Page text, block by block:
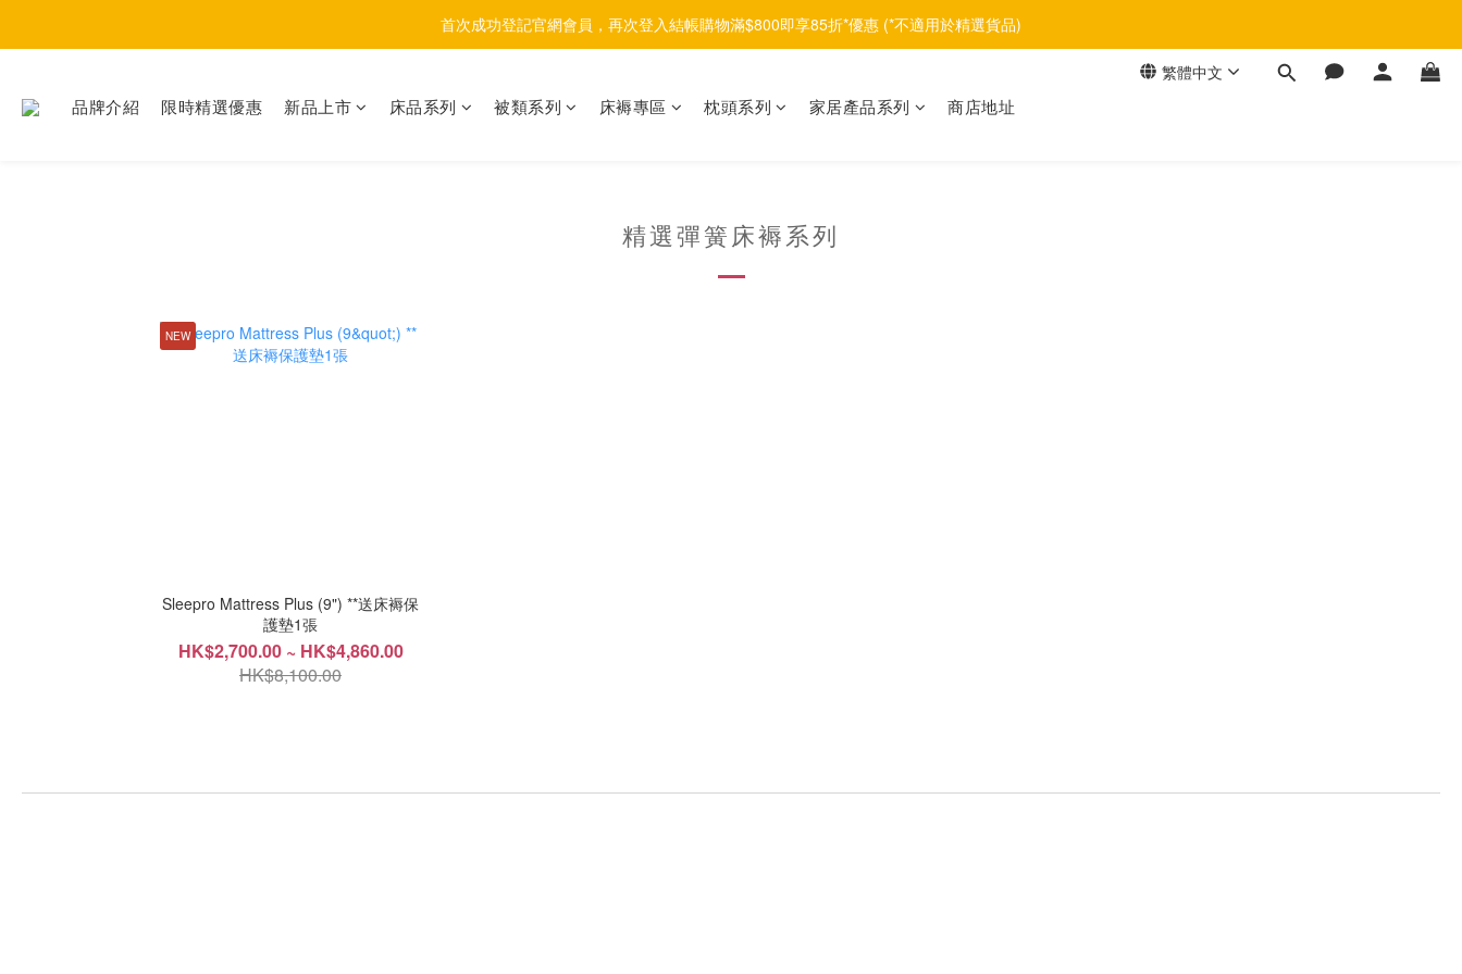
首次成功登記官網會員，再次登入結帳購物滿$800即享85折*優惠 (*不適用於精選貨品)
繁體中文
品牌介紹 限時精選優惠 新品上市 床品系列 被類系列 床褥專區 枕頭系列 家居產品系列 商店地址
精選彈簧床褥系列
NEW
Sleepro Mattress Plus (9") **送床褥保
護墊1張
HK$2,700.00 ~ HK$4,860.00
HK$8,100.00